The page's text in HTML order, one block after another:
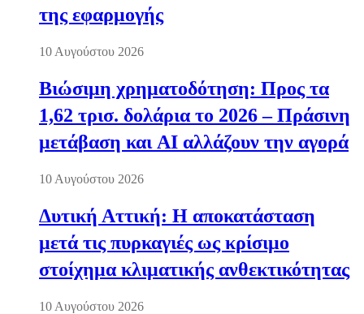
της εφαρμογής
10 Αυγούστου 2026
Βιώσιμη χρηματοδότηση: Προς τα
1,62 τρισ. δολάρια το 2026 – Πράσινη
μετάβαση και AI αλλάζουν την αγορά
10 Αυγούστου 2026
Δυτική Αττική: Η αποκατάσταση
μετά τις πυρκαγιές ως κρίσιμο
στοίχημα κλιματικής ανθεκτικότητας
10 Αυγούστου 2026